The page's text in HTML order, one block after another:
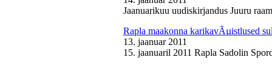
Jaanuarikuu uudiskirjandus Juuru
Rapla maakonna karikavÃµistlused
13. jaanuar 2011
15. jaanuaril 2011 Rapla Sadolin